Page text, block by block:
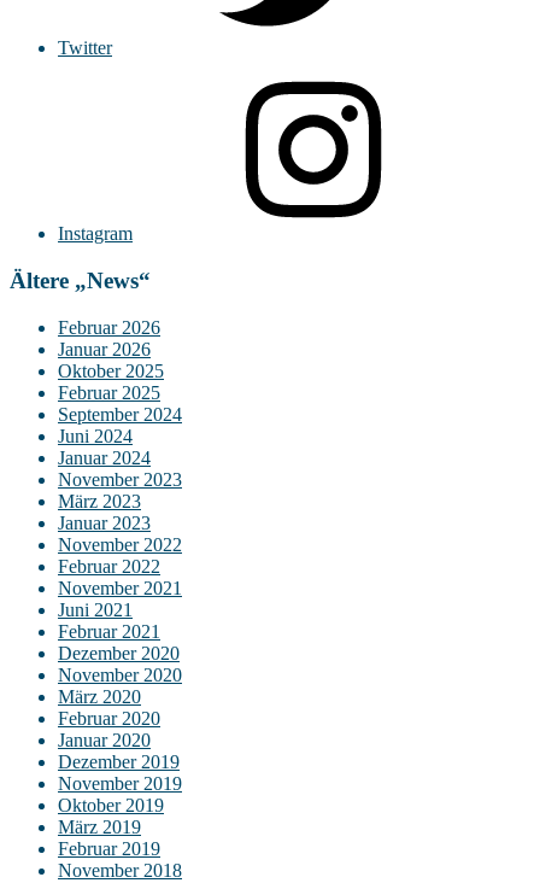
Twitter
Instagram
Ältere „News“
Februar 2026
Januar 2026
Oktober 2025
Februar 2025
September 2024
Juni 2024
Januar 2024
November 2023
März 2023
Januar 2023
November 2022
Februar 2022
November 2021
Juni 2021
Februar 2021
Dezember 2020
November 2020
März 2020
Februar 2020
Januar 2020
Dezember 2019
November 2019
Oktober 2019
März 2019
Februar 2019
November 2018